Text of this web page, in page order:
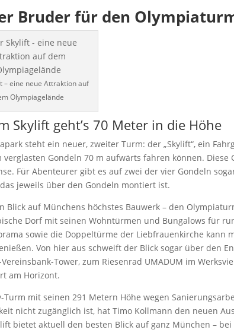
Bruder für den
– eine neue Attraktion auf
Olympiagelände
Skylift geht’s 70 Meter in die Höhe
steht ein neuer, zweiter Turm: der „Skylift“, ein
Gondeln 70 m aufwärts fahren können. Diese
Für Abenteurer gibt es auf zwei der vier Gondeln
jeweils über den Gondeln montiert ist.
Blick auf Münchens höchstes Bauwerk – den
Dorf mit seinen Wohntürmen und Bungalows für
sowie die Doppeltürme der Liebfrauenkirche kann
Von hier aus schweift der Blick sogar über den
Tower, zum Riesenrad UMADUM im
am Horizont.
Turm mit seinen 291 Metern Höhe wegen
nicht zugänglich ist, hat Timo Kollmann den neuen
bietet aktuell den besten Blick auf ganz München –